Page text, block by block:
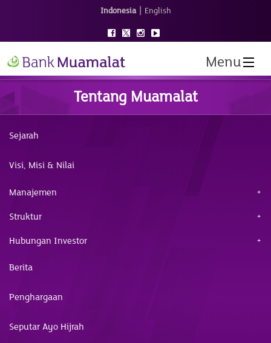
Indonesia | English
Menu
Tentang Muamalat
Sejarah
Visi, Misi & Nilai
Manajemen
Struktur
Hubungan Investor
Berita
Penghargaan
Seputar Ayo Hijrah